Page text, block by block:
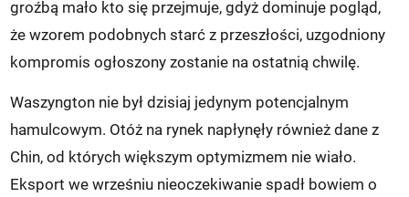
groźbą mało kto się przejmuje, gdyż dominuje pogląd,
że wzorem podobnych starć z przeszłości, uzgodniony
kompromis ogłoszony zostanie na ostatnią chwilę.
Waszyngton nie był dzisiaj jedynym potencjalnym
hamulcowym. Otóż na rynek napłynęły również dane z
Chin, od których większym optymizmem nie wiało.
Eksport we wrześniu nieoczekiwanie spadł bowiem o